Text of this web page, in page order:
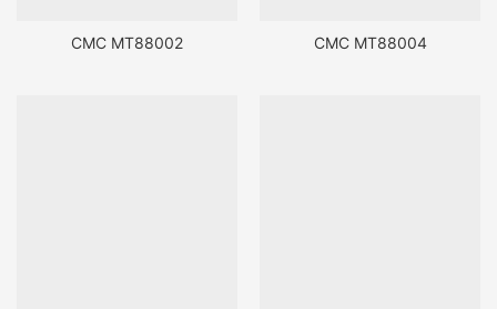
CMC MT88002 CMC MT88004